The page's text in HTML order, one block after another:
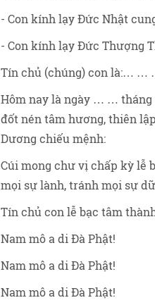
- Con kính lạy Đức Nhật
- Con kính lạy Đức Thượng
Tín chủ (chúng) con là:…
Hôm nay là ngày … …
đốt nén tâm hương, thiên
Dương chiếu mệnh:
Cúi mong chư vị chấp kỳ lễ
mọi sự lành, tránh mọi sự
Tín chủ con lễ bạc tâm
Nam mô a di Đà Phật!
Nam mô a di Đà Phật!
Nam mô a di Đà Phật!